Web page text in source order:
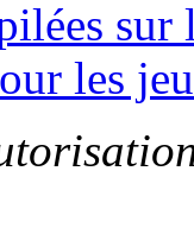
les